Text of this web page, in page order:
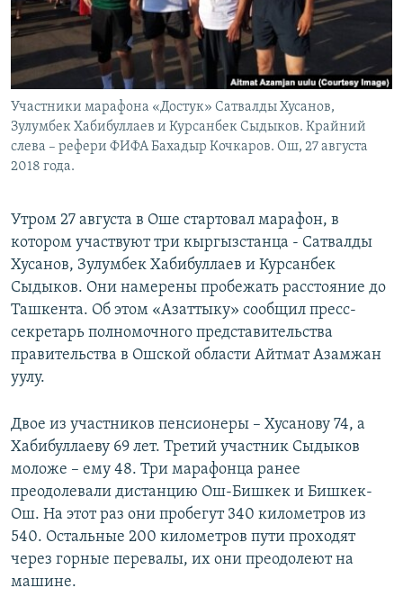
Участники марафона «Достук» Сатвалды Хусанов,
Зулумбек Хабибуллаев и Курсанбек Сыдыков. Крайний
слева – рефери ФИФА Бахадыр Кочкаров. Ош, 27 августа
2018 года.
Утром 27 августа в Оше стартовал марафон, в
котором участвуют три кыргызстанца - Сатвалды
Хусанов, Зулумбек Хабибуллаев и Курсанбек
Сыдыков. Они намерены пробежать расстояние до
Ташкента. Об этом «Азаттыку» сообщил пресс-
секретарь полномочного представительства
правительства в Ошской области Айтмат Азамжан
уулу.
Двое из участников пенсионеры – Хусанову 74, а
Хабибуллаеву 69 лет. Третий участник Сыдыков
моложе – ему 48. Три марафонца ранее
преодолевали дистанцию Ош-Бишкек и Бишкек-
Ош. На этот раз они пробегут 340 километров из
540. Остальные 200 километров пути проходят
через горные перевалы, их они преодолеют на
машине.